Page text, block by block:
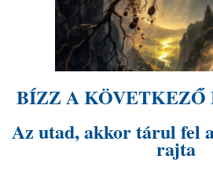
BÍZZ A KÖVETKEZŐ
Az utad, akkor tárul fel
rajta